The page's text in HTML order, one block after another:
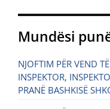
Mundësi
NJOFTIM PËR VEND
INSPEKTOR,
PRANË BASHKISË